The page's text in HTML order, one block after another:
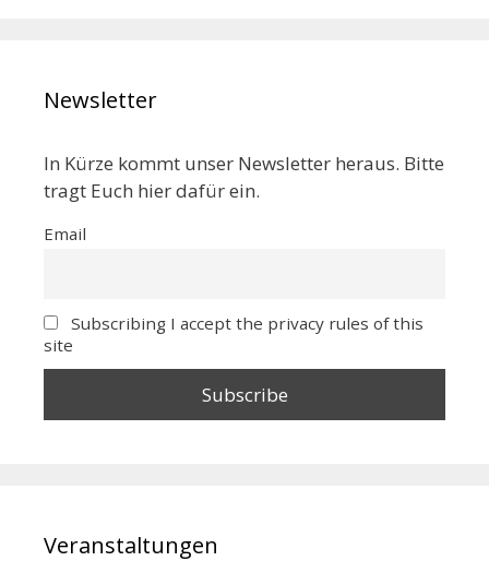
Newsletter
In Kürze kommt unser Newsletter heraus. Bitte
tragt Euch hier dafür ein.
Email
Subscribing I accept the privacy rules of this
site
Veranstaltungen